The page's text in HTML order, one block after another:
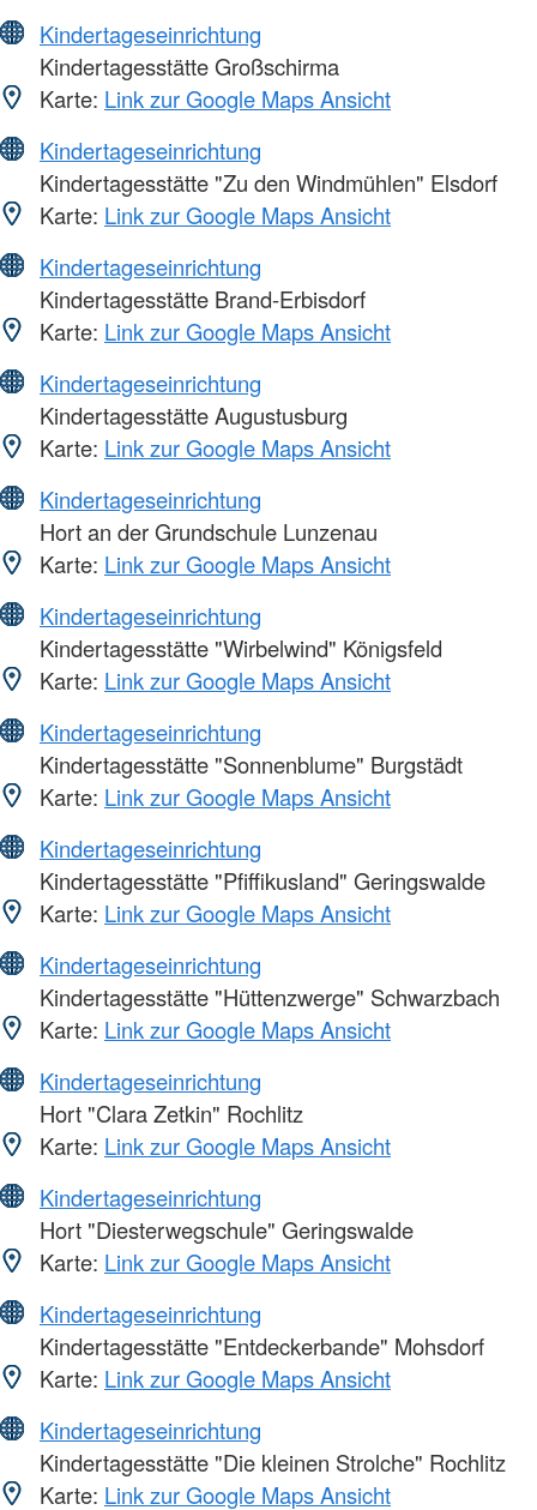
Kindertageseinrichtung
Kindertagesstätte Großschirma
Karte: Link zur Google Maps Ansicht
Kindertageseinrichtung
Kindertagesstätte "Zu den Windmühlen" Elsdorf
Karte: Link zur Google Maps Ansicht
Kindertageseinrichtung
Kindertagesstätte Brand-Erbisdorf
Karte: Link zur Google Maps Ansicht
Kindertageseinrichtung
Kindertagesstätte Augustusburg
Karte: Link zur Google Maps Ansicht
Kindertageseinrichtung
Hort an der Grundschule Lunzenau
Karte: Link zur Google Maps Ansicht
Kindertageseinrichtung
Kindertagesstätte "Wirbelwind" Königsfeld
Karte: Link zur Google Maps Ansicht
Kindertageseinrichtung
Kindertagesstätte "Sonnenblume" Burgstädt
Karte: Link zur Google Maps Ansicht
Kindertageseinrichtung
Kindertagesstätte "Pfiffikusland" Geringswalde
Karte: Link zur Google Maps Ansicht
Kindertageseinrichtung
Kindertagesstätte "Hüttenzwerge" Schwarzbach
Karte: Link zur Google Maps Ansicht
Kindertageseinrichtung
Hort "Clara Zetkin" Rochlitz
Karte: Link zur Google Maps Ansicht
Kindertageseinrichtung
Hort "Diesterwegschule" Geringswalde
Karte: Link zur Google Maps Ansicht
Kindertageseinrichtung
Kindertagesstätte "Entdeckerbande" Mohsdorf
Karte: Link zur Google Maps Ansicht
Kindertageseinrichtung
Kindertagesstätte "Die kleinen Strolche" Rochlitz
Karte: Link zur Google Maps Ansicht